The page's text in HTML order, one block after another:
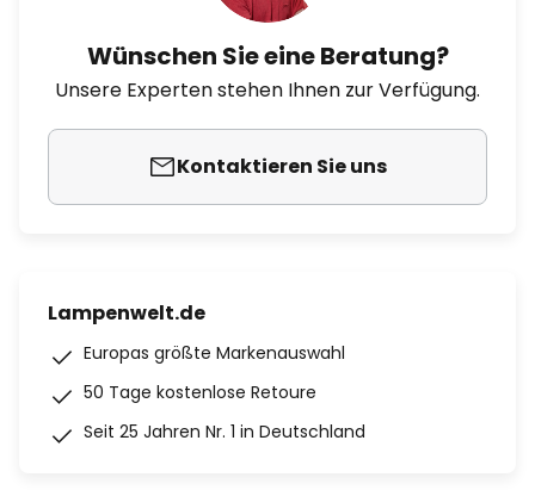
Wünschen Sie eine Beratung?
Unsere Experten stehen Ihnen zur Verfügung.
Kontaktieren Sie uns
Lampenwelt.de
Europas größte Markenauswahl
50 Tage kostenlose Retoure
Seit 25 Jahren Nr. 1 in Deutschland